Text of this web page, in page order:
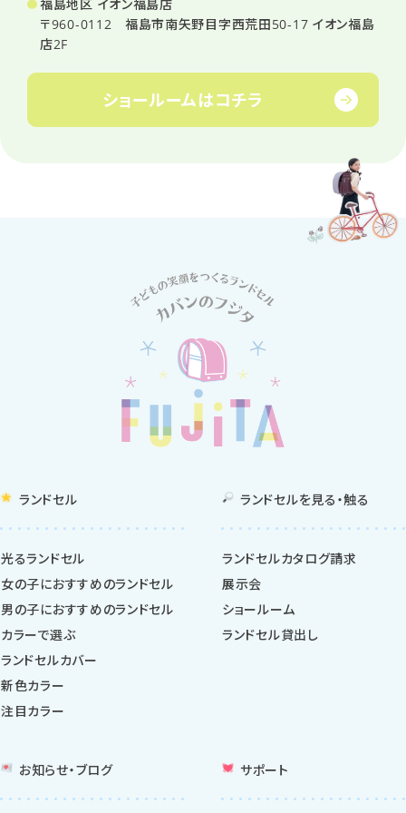
福島地区 イオン福島店
〒960-0112 福島市南矢野目字西荒田50-17 イオン福島
店2F
ショールームはコチラ
ランドセル
光るランドセル
女の子におすすめのランドセル
男の子におすすめのランドセル
カラーで選ぶ
ランドセルカバー
新色カラー
注目カラー
ランドセルを見る・触る
ランドセルカタログ請求
展示会
ショールーム
ランドセル貸出し
お知らせ・ブログ サポート